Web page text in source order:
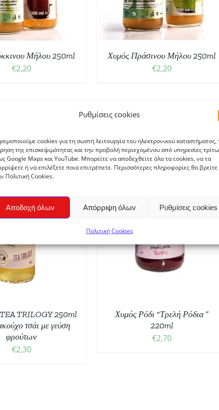
Ρυθμίσεις cookies
cookies για τη σωστή λειτουργία του ηλεκτρονικού καταστήματος,
της επισκεψιμότητας και την προβολή περιεχομένου από υπηρεσίες
Google Maps και YouTube. Μπορείτε να αποδεχθείτε όλα τα cookies, να τα
ή να επιλέξετε ποια επιτρέπετε. Περισσότερες πληροφορίες θα βρείτε
Πολιτική Cookies.
Αποδοχή όλων Απόρριψη όλων Ρυθμίσεις cookies
Πολιτική Cookies
Μήλου 250ml
€2,20
Χυμός Πράσινου Μήλου 250ml
€2,20
ΝΕΟ
TRILOGY 250ml
τσάι με γεύση
φρούτων
€2,30
ΛΕΠΤΟΜΈΡΕΙΕΣ
Χυμός Ρόδι “Τρελή Ρόδια ”
220ml
€2,70